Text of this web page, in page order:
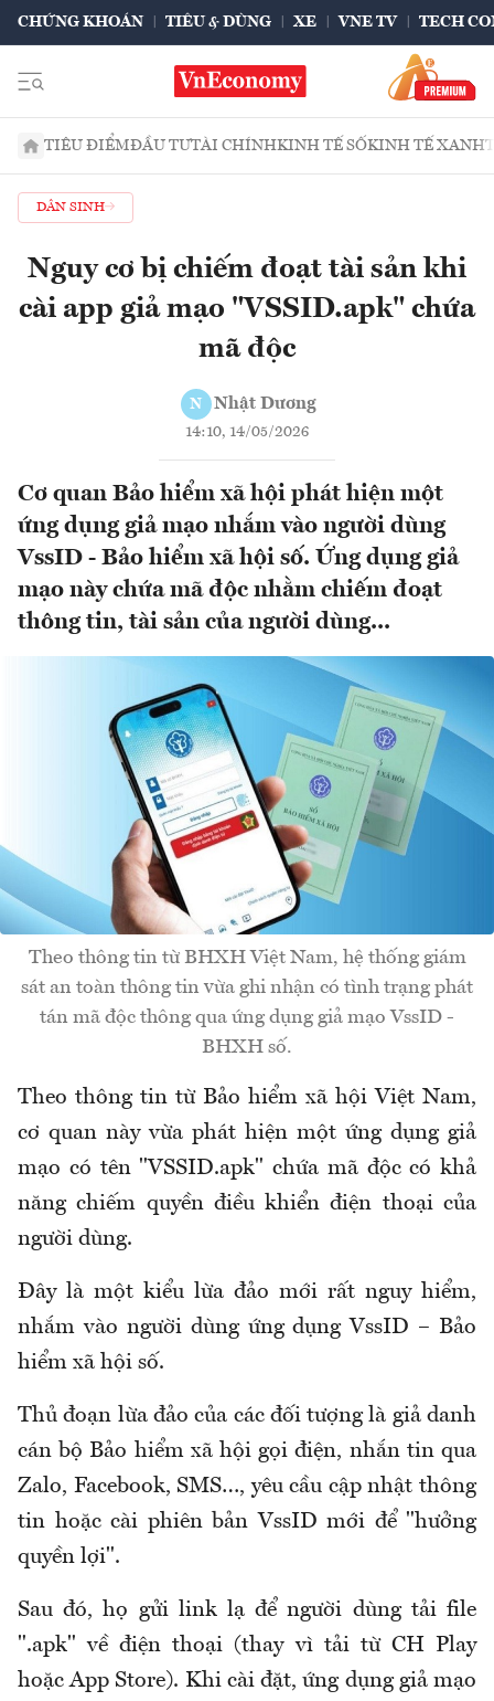
CHỨNG KHOÁN TIÊU & DÙNG XE VNE TV TECH
TIÊU ĐIỂMĐẦU TƯTÀI CHÍNHKINH TẾ SỐKINH TẾ XANH
DÂN SINH
Nguy cơ bị chiếm đoạt tài sản khi
cài app giả mạo "VSSID.apk" chứa
mã độc
N Nhật Dương
14:10, 14/05/2026
Cơ quan Bảo hiểm xã hội phát hiện một
ứng dụng giả mạo nhắm vào người dùng
VssID - Bảo hiểm xã hội số. Ứng dụng giả
mạo này chứa mã độc nhằm chiếm đoạt
thông tin, tài sản của người dùng...
Theo thông tin từ BHXH Việt Nam, hệ thống giám
sát an toàn thông tin vừa ghi nhận có tình trạng phát
tán mã độc thông qua ứng dụng giả mạo VssID -
BHXH số.
Theo thông tin từ Bảo hiểm xã hội Việt Nam,
cơ quan nàyvừa phát hiện một ứng dụng giả
mạo có tên "VSSID.apk" chứa mã độc có khả
năng chiếm quyền điều khiển điện thoại của
người dùng.
Đây là một kiểu lừa đảo mới rất nguy hiểm,
nhắm vào người dùng ứng dụng VssID – Bảo
hiểm xã hội số.
Thủ đoạn lừa đảo của các đối tượng là giả danh
cán bộ Bảo hiểm xã hội gọi điện, nhắn tin qua
Zalo, Facebook, SMS…, yêu cầu cập nhật thông
tin hoặc cài phiên bản VssID mới để "hưởng
quyền lợi".
Sau đó, họ gửi link lạ để người dùng tải file
".apk" về điện thoại (thay vì tải từ CH Play
hoặc App Store). Khi cài đặt, ứng dụng giả mạo